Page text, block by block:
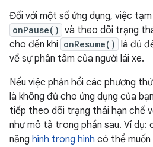
Đối với một số ứng dụng, việc
onPause() và theo dõi trạng
cho đến khi onResume() là đủ
về sự phân tâm của người lái xe.
Nếu việc phản hồi các phương
là không đủ cho ứng dụng của
tiếp theo dõi trạng thái hạn chế
như mô tả trong phần sau. Ví dụ:
năng hình trong hình có thể